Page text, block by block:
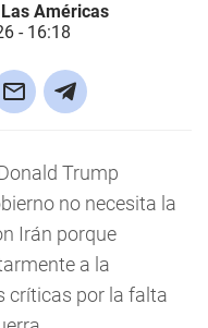
Las Américas
- 16:18
Trump
no necesita la
Irán porque
a la
críticas por la falta